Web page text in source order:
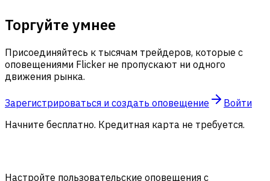
Торгуйте умнее
Присоединяйтесь к тысячам трейдеров, которые с
оповещениями Flicker не пропускают ни одного
движения рынка.
Зарегистрироваться и создать оповещение
Войти
Начните бесплатно. Кредитная карта не требуется.
Настройте пользовательские оповещения с